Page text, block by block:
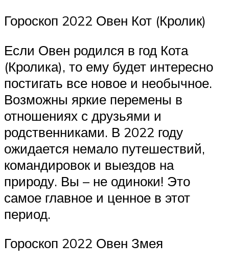
Гороскоп 2022 Овен Кот (Кролик)
Если Овен родился в год Кота
(Кролика), то ему будет интересно
постигать все новое и необычное.
Возможны яркие перемены в
отношениях с друзьями и
родственниками. В 2022 году
ожидается немало путешествий,
командировок и выездов на
природу. Вы – не одиноки! Это
самое главное и ценное в этот
период.
Гороскоп 2022 Овен Змея